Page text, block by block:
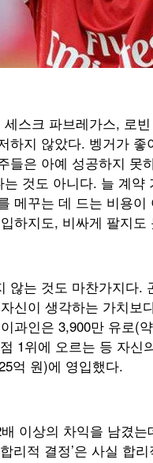
스크 파브레가스, 로
하지 않았다. 벵거가
들은 아예 성공하지 못
것도 아니다. 늘 계약
메꾸는 데 드는 비용
하지도, 비싸게 팔지
않는 것도 마찬가지다.
신이 생각하는 가치보
과인은 3,900만 유로(
1위에 오르는 등 자신
억 원)에 영입했다.
이상의 차익을 남겼
리적 결정’은 사실 합